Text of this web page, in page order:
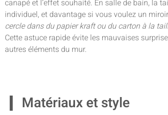
canapé et l’effet souhaité. En salle de bain, la
individuel, et davantage si vous voulez un
cercle dans du papier kraft ou du carton à la
Cette astuce rapide évite les mauvaises
autres éléments du mur.
Matériaux et style